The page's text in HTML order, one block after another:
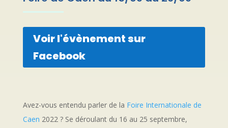
Voir l'évènement sur
Facebook
Avez-vous entendu parler de la Foire Internationale de
Caen 2022 ? Se déroulant du 16 au 25 septembre,